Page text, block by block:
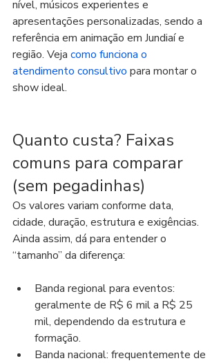
nível, músicos experientes e
apresentações personalizadas, sendo a
referência em animação em Jundiaí e
região. Veja como funciona o
atendimento consultivo para montar o
show ideal.
Quanto custa? Faixas
comuns para comparar
(sem pegadinhas)
Os valores variam conforme data,
cidade, duração, estrutura e exigências.
Ainda assim, dá para entender o
“tamanho” da diferença:
Banda regional para eventos:
geralmente de R$ 6 mil a R$ 25
mil, dependendo da estrutura e
formação.
Banda nacional: frequentemente de